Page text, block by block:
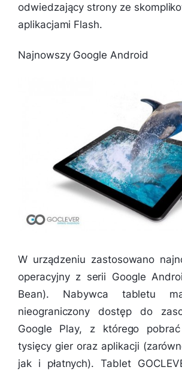
odwiedzający strony ze
aplikacjami Flash.
Najnowszy Google Android
W urządzeniu zastosowano
operacyjny z serii Google
Bean). Nabywca tabletu
nieograniczony dostęp do
Google Play, z którego
tysięcy gier oraz aplikacji
jak i płatnych). Tablet